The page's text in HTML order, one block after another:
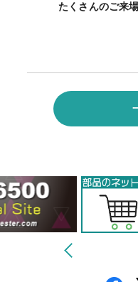
たくさんのご来